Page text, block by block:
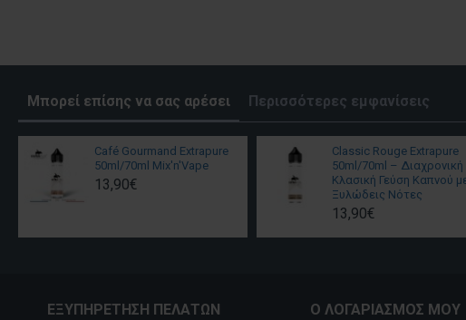
Μπορεί επίσης να σας αρέσει Περισσότερες εμφανίσεις
Café Gourmand Extrapure
50ml/70ml Mix'n'Vape
13,90€
Classic Rouge Extrapure
50ml/70ml – Διαχρονική
Κλασική Γεύση Καπνού
Ξυλώδεις Νότες
13,90€
ΕΞΥΠΗΡΈΤΗΣΗ ΠΕΛΑΤΏΝ Ο ΛΟΓΑΡΙΑΣΜΌΣ ΜΟΥ